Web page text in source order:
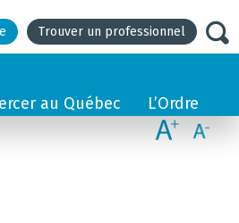
Trouver un professionnel
au Québec L’Ordre